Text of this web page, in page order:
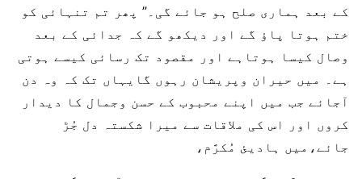
کے بعد ہماری صلح ہو جائے گی۔” پھر تم تنہائی کو
ختم ہوتا پاؤ گے اور دیکھو گے کہ جدائی کے بعد
وصال کیسا ہوتاہے اور مقصود تک رسائی کیسے ہوتی
ہے۔ میں حیران وپریشان رہوں گایہاں تک کہ وہ دن
آجائے جب میں اپنے محبوب کے حسن وجمال کا دیدار
کروں اور اس کی ملاقات سے میرا شکستہ دل جُڑ
جائے،میں ہادیئ مُکرَّم،